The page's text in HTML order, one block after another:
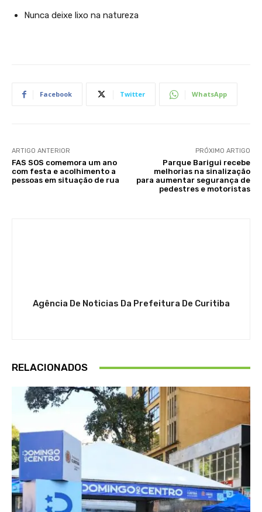
Nunca deixe lixo na natureza
Facebook Twitter WhatsApp
ARTIGO ANTERIOR
FAS SOS comemora um ano
com festa e acolhimento a
pessoas em situação de rua
PRÓXIMO ARTIGO
Parque Barigui recebe
melhorias na sinalização
para aumentar segurança de
pedestres e motoristas
Agência De Noticias Da Prefeitura De Curitiba
RELACIONADOS